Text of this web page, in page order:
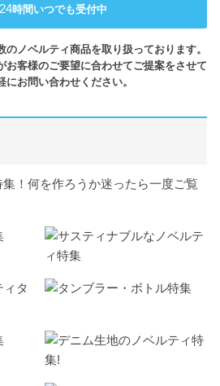
24時間いつでも受付中
ノベルティ商品を取り扱っております。
お客様のご要望に合わせてご提案をさせて
お問い合わせください。
！何を作ろうか迷ったら一度ご覧